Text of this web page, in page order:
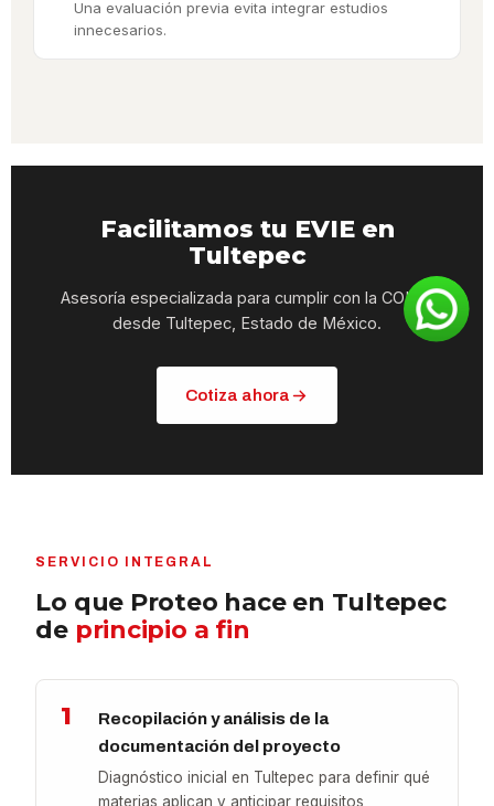
Una evaluación previa evita integrar estudios
innecesarios.
Facilitamos tu EVIE en
Tultepec
Asesoría especializada para cumplir con la COIME
desde Tultepec, Estado de México.
Cotiza ahora
SERVICIO INTEGRAL
Lo que Proteo hace en Tultepec
de principio a fin
1
Recopilación y análisis de la
documentación del proyecto
Diagnóstico inicial en Tultepec para definir qué
materias aplican y anticipar requisitos